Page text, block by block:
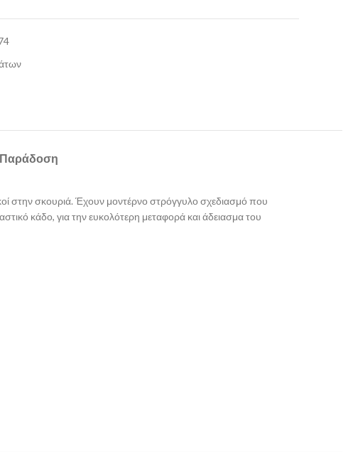
Παράδοση
στην σκουριά. Έχουν μοντέρνο στρόγγυλο σχεδιασμό που
κάδο, για την ευκολότερη μεταφορά και άδειασμα του